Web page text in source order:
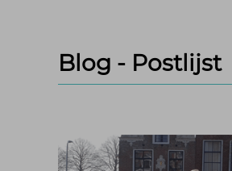
Blog - Postlijst